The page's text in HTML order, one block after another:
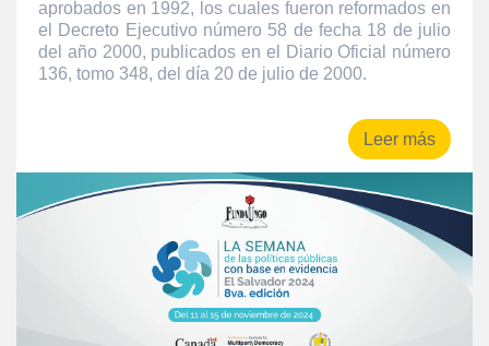
aprobados en 1992, los cuales fueron reformados en
el Decreto Ejecutivo número 58 de fecha 18 de julio
del año 2000, publicados en el Diario Oficial número
136, tomo 348, del día 20 de julio de 2000.
Leer más